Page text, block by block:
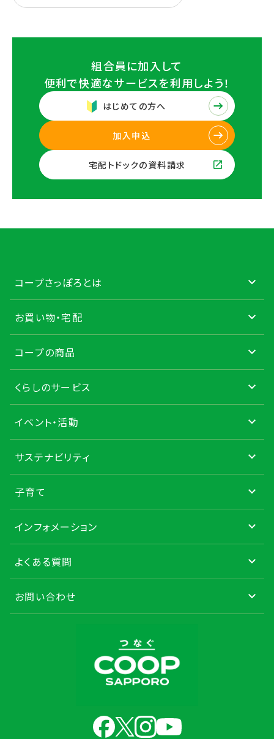
組合員に加入して
便利で快適なサービスを利用しよう！
はじめての方へ
加入申込
宅配トドックの資料請求
コープさっぽろとは
お買い物・宅配
コープの商品
くらしのサービス
イベント・活動
サステナビリティ
子育て
インフォメーション
よくある質問
お問い合わせ